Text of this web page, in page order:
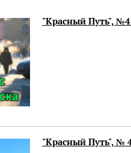
"Красный Путь",
"Красный Путь", №